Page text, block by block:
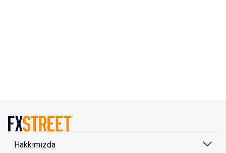
Hakkımızda